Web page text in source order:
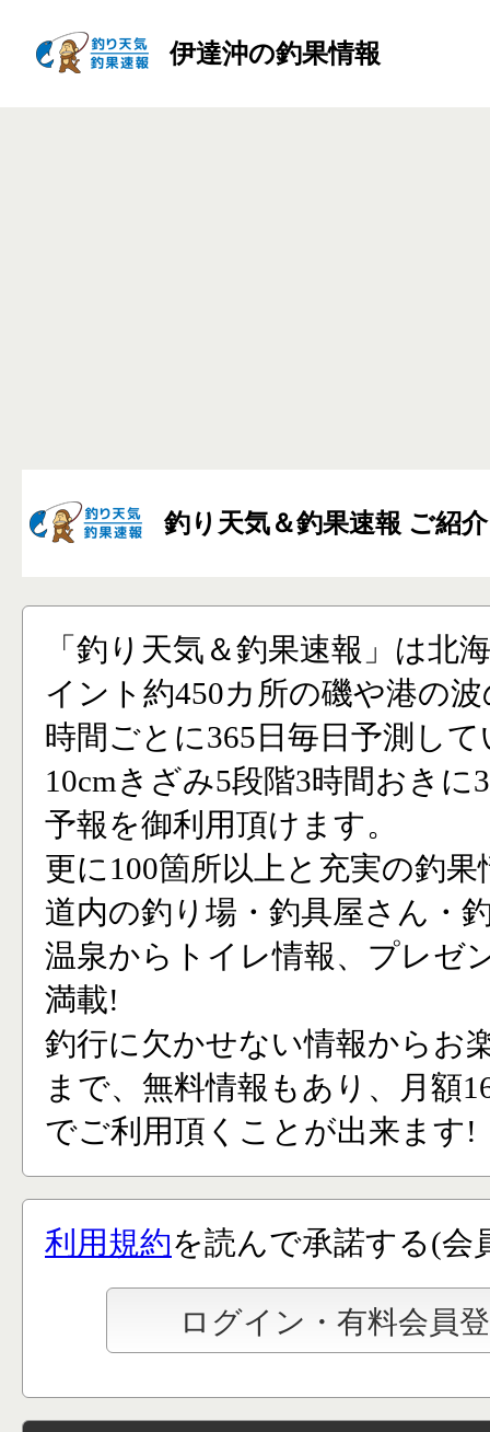
伊達沖の釣果情報
釣り天気＆釣果速報 ご紹介
「釣り天気＆釣果速報」は北
イント約450カ所の磯や港の
時間ごとに365日毎日予測し
10cmきざみ5段階3時間おきに
予報を御利用頂けます。
更に100箇所以上と充実の釣果
道内の釣り場・釣具屋さん・
温泉からトイレ情報、プレゼ
満載!
釣行に欠かせない情報からお
まで、無料情報もあり、月額
でご利用頂くことが出来ます!
利用規約を読んで承諾する(会